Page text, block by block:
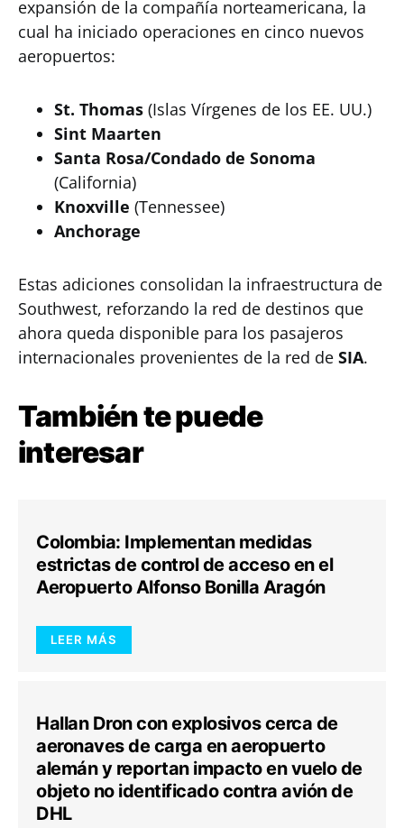
expansión de la compañía norteamericana, la
cual ha iniciado operaciones en cinco nuevos
aeropuertos:
St. Thomas (Islas Vírgenes de los EE. UU.)
Sint Maarten
Santa Rosa/Condado de Sonoma
(California)
Knoxville (Tennessee)
Anchorage
Estas adiciones consolidan la infraestructura de
Southwest, reforzando la red de destinos que
ahora queda disponible para los pasajeros
internacionales provenientes de la red de SIA.
También te puede
interesar
Colombia: Implementan medidas
estrictas de control de acceso en el
Aeropuerto Alfonso Bonilla Aragón
LEER MÁS
Hallan Dron con explosivos cerca de
aeronaves de carga en aeropuerto
alemán y reportan impacto en vuelo de
objeto no identificado contra avión de
DHL